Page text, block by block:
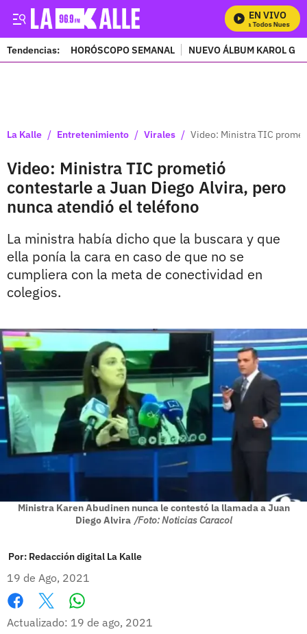
EN VIVO
Mira Todos Nuestros
Tendencias: HORÓSCOPO SEMANAL NUEVO ÁLBUM KAROL G
La Kalle / Entretenimiento / Virales / Video: Ministra TIC
Video: Ministra TIC prometió
contestarle a Juan Diego Alvira, pero
nunca atendió el teléfono
La ministra había dicho que la buscara y que
ella ponía la cara en caso de que no se
cumpliera con la meta de conectividad en
colegios.
Ministra Karen Abudinen nunca le contestó la llamada a Juan
Diego Alvira /Foto: Noticias Caracol
Por: Redacción digital La Kalle
19 de Ago, 2021
Facebook
X
Actualizado: 19 de ago, 2021